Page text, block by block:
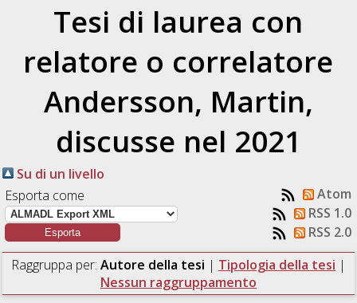
Tesi di laurea con
relatore o correlatore
Andersson, Martin,
discusse nel 2021
Su di un livello
Esporta come
Atom
RSS 1.0
RSS 2.0
Raggruppa per: Autore della tesi | Tipologia della tesi |
Nessun raggruppamento